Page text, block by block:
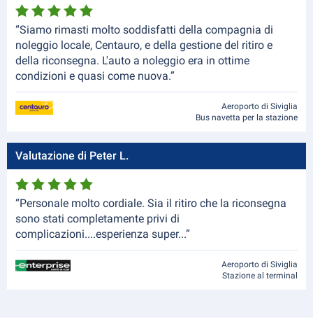
“Siamo rimasti molto soddisfatti della compagnia di
noleggio locale, Centauro, e della gestione del ritiro e
della riconsegna. L'auto a noleggio era in ottime
condizioni e quasi come nuova.”
Aeroporto di Siviglia
Bus navetta per la stazione
Valutazione di Peter L.
“Personale molto cordiale. Sia il ritiro che la riconsegna
sono stati completamente privi di
complicazioni....esperienza super...”
Aeroporto di Siviglia
Stazione al terminal